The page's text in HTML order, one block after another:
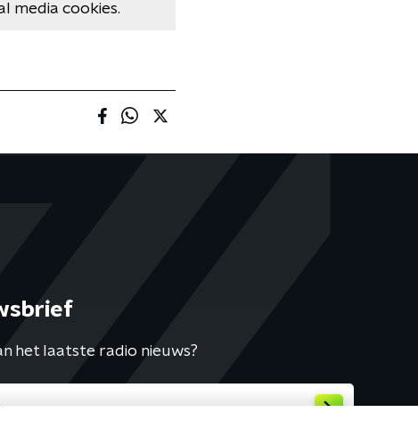
media cookies.
het laatste radio nieuws?